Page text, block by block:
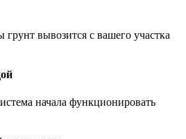
вывозится с вашего участка
начала функционировать